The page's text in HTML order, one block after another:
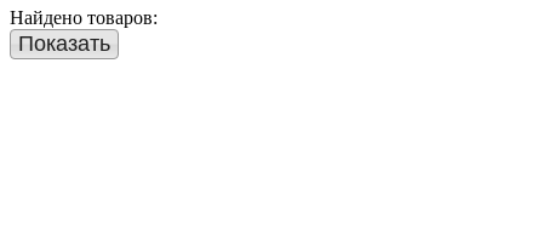
Найдено товаров:
Показать